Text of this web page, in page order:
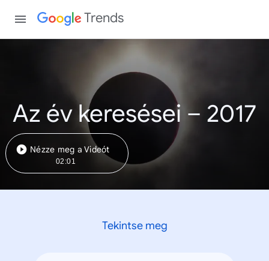
Trends
Az év keresései – 2017
Nézze meg a Videót
02:01
Tekintse meg